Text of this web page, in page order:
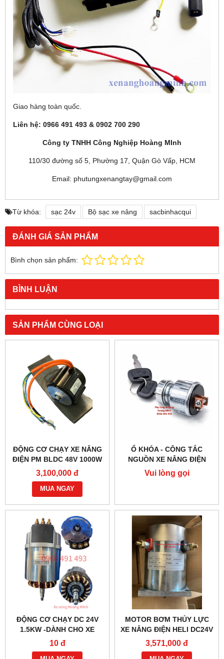
Giao hàng toàn quốc.
Liên hệ: 0966 491 493 & 0902 700 290
Công ty TNHH Công Nghiệp Hoàng MInh
110/30 đường số 5, Phường 17, Quận Gò Vấp, HCM
Email: phutungxenangtay@gmail.com
Từ khóa: sạc 24v Bộ sạc xe nâng sacbinhacqui
ĐÁNH GIÁ SẢN PHẨM
Bình chọn sản phẩm:
BÌNH LUẬN
SẢN PHẨM CÙNG LOẠI
ĐỘNG CƠ CHẠY XE NÂNG
ĐIỆN PM BLDC 48V 1000W
– HIỆU SUẤT CAO
3,100,000 đ
MUA NGAY
Ổ KHÓA - CÔNG TẮC
NGUỒN XE NÂNG ĐIỆN
JK404C-1
Vui lòng gọi
ĐỘNG CƠ CHẠY DC 24V
1.5KW -DÀNH CHO XE
NÂNG ĐIỆN HELI CBD30-
470 BỀN BỈ
10 đ
MOTOR BƠM THỦY LỰC
XE NÂNG ĐIỆN HELI DC24V
1.2KW- YC2412
3,571,000 đ